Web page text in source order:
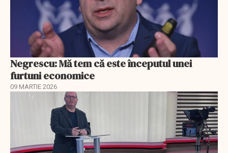
Negrescu: Mă tem că este începutul unei
furtuni economice
09 MARTIE 2026